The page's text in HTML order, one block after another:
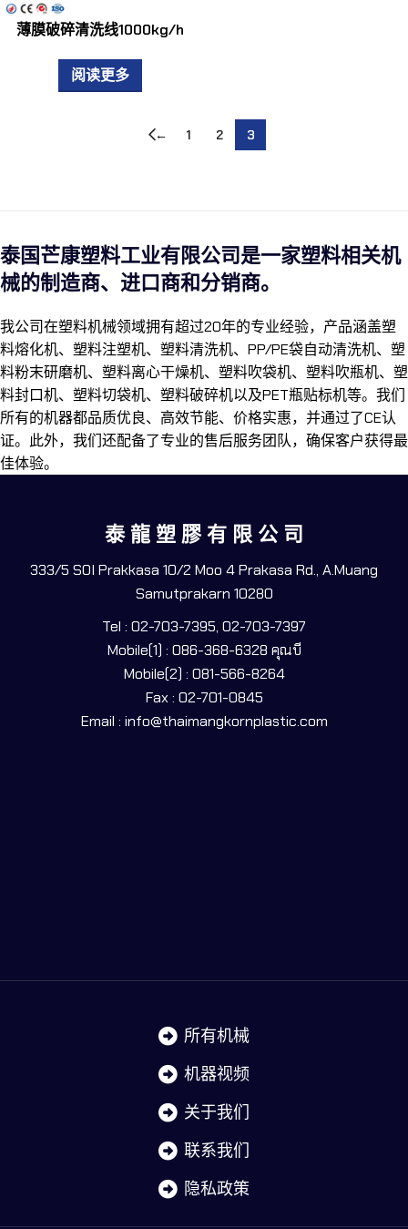
薄膜破碎清洗线1000kg/h
阅读更多
← 1 2 3
泰国芒康塑料工业有限公司是一家塑料相关机
械的制造商、进口商和分销商。
我公司在塑料机械领域拥有超过20年的专业经验，产品涵盖塑
料熔化机、塑料注塑机、塑料清洗机、PP/PE袋自动清洗机、塑
料粉末研磨机、塑料离心干燥机、塑料吹袋机、塑料吹瓶机、塑
料封口机、塑料切袋机、塑料破碎机以及PET瓶贴标机等。我们
所有的机器都品质优良、高效节能、价格实惠，并通过了CE认
证。此外，我们还配备了专业的售后服务团队，确保客户获得最
佳体验。
泰 龍 塑 膠 有 限 公 司
333/5 SOI Prakkasa 10/2 Moo 4 Prakasa Rd., A.Muang
Samutprakarn 10280
Tel : 02-703-7395, 02-703-7397
Mobile(1) : 086-368-6328 คุณบี
Mobile(2) : 081-566-8264
Fax : 02-701-0845
Email : info@thaimangkornplastic.com
所有机械
机器视频
关于我们
联系我们
隐私政策